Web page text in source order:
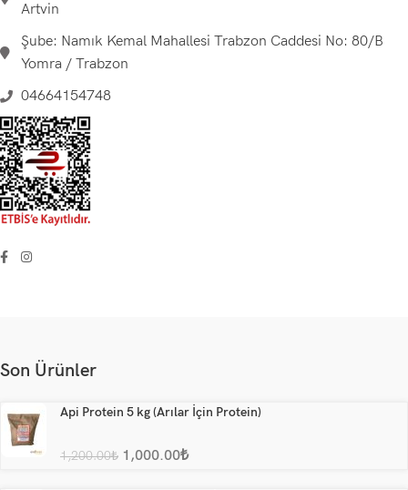
Artvin
Şube: Namık Kemal Mahallesi Trabzon Caddesi No: 80/B
Yomra / Trabzon
04664154748
Son Ürünler
Api Protein 5 kg (Arılar İçin Protein)
1,200.00₺ 1,000.00₺